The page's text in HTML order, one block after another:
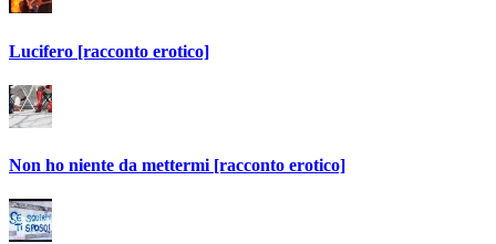
Lucifero [racconto erotico]
Non ho niente da mettermi [racconto erotico]